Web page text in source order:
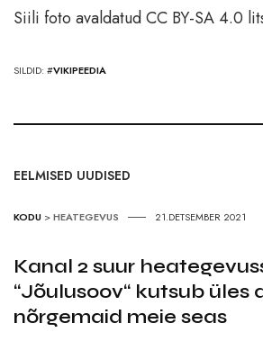
Siili foto avaldatud CC BY-SA 4.0
SILDID: #VIKIPEEDIA
EELMISED UUDISED
KODU >HEATEGEVUS 21.DETSEMBER 2021
Kanal 2 suur
“Jõulusoov“ kutsub üles
nõrgemaid meie seas